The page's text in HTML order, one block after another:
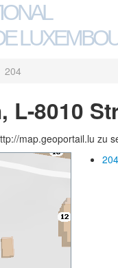
204
L-8010
map.geoportail.lu zu